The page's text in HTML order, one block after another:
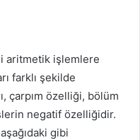
aritmetik işlemlere
farklı şekilde
çarpım özelliği, bölüm
negatif özelliğidir.
gibi